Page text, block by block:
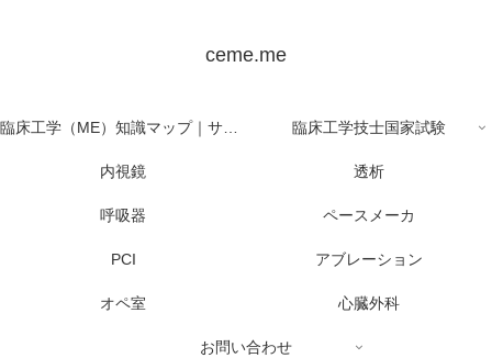
ceme.me
臨床工学（ME）知識マップ｜サイト全体の目次 臨床工学技士国家試験
内視鏡 透析
呼吸器 ペースメーカ
PCI アブレーション
オペ室 心臓外科
お問い合わせ